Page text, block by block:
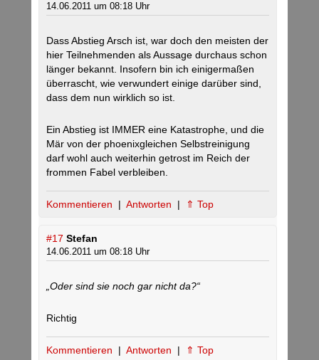
14.06.2011 um 08:18 Uhr
Dass Abstieg Arsch ist, war doch den meisten der
hier Teilnehmenden als Aussage durchaus schon
länger bekannt. Insofern bin ich einigermaßen
überrascht, wie verwundert einige darüber sind,
dass dem nun wirklich so ist.
Ein Abstieg ist IMMER eine Katastrophe, und die
Mär von der phoenixgleichen Selbstreinigung
darf wohl auch weiterhin getrost im Reich der
frommen Fabel verbleiben.
Kommentieren | Antworten | ⇑ Top
#17 Stefan
14.06.2011 um 08:18 Uhr
„Oder sind sie noch gar nicht da?“
Richtig
Kommentieren | Antworten | ⇑ Top